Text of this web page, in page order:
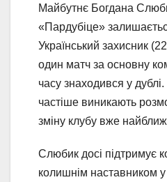
Майбутнє Богдана
«Пардубіце»
Український захисник
один матч за основну
часу знаходився у
частіше виникають
зміну клубу вже
Слюбик досі підтримує
колишнім наставником у